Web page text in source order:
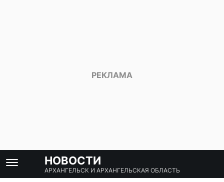
НОВОСТИ
АРХАНГЕЛЬСК И АРХАНГЕЛЬСКАЯ ОБЛАСТЬ